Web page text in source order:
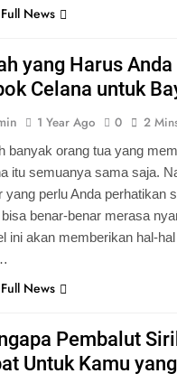
News
yang Harus
Celana untuk
1 Year Ago 0 2
banyak orang tua yang
itu semuanya sama saja.
yang perlu Anda perhatikan
benar-benar merasa
ini akan memberikan hal-
News
Pembalut
Untuk Kamu